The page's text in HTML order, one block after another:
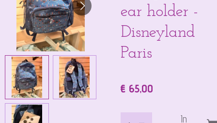
ear holder -
Disneyland
Paris
€ 65,00
In